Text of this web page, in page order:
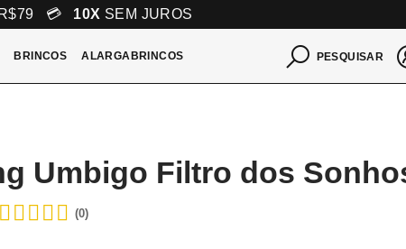
R$79 💳 10X SEM JUROS
BRINCOS ALARGABRINCOS PESQUISAR
Umbigo Filtro dos
(0)